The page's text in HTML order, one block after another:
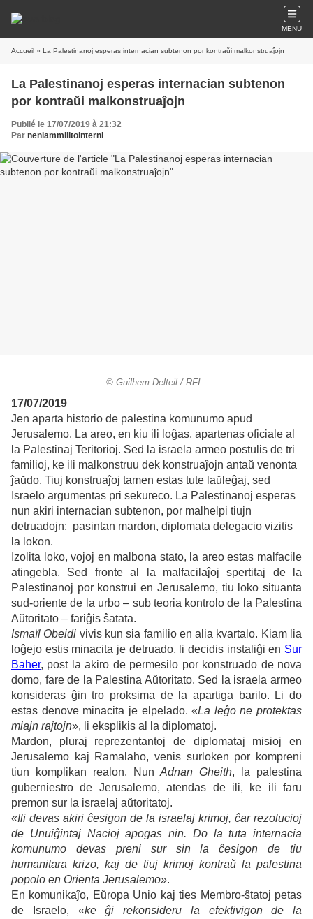
MENU
Accueil » La Palestinanoj esperas internacian subtenon por kontraŭi malkonstruaĵojn
La Palestinanoj esperas internacian subtenon
por kontraŭi malkonstruaĵojn
Publié le 17/07/2019 à 21:32
Par neniammilitointerni
© Guilhem Delteil / RFI
17/07/2019
Jen aparta historio de palestina komunumo apud
Jerusalemo. La areo, en kiu ili loĝas, apartenas oficiale al
la Palestinaj Teritorioj. Sed la israela armeo postulis de tri
familioj, ke ili malkonstruu dek konstruaĵojn antaŭ venonta
ĵaŭdo. Tiuj konstruaĵoj tamen estas tute laŭleĝaj, sed
sraelo argumentas pri sekureco. La Palestinanoj esperas
nun akiri internacian subtenon, por malhelpi tiujn
detruadojn: pasintan mardon, diplomata delegacio vizitis
la lokon.
Izolita loko, vojoj en malbona stato, la areo estas malfacile
atingebla. Sed fronte al la malfacilaĵoj spertitaj de la
Palestinanoj por konstrui en Jerusalemo, tiu loko situanta
sud-oriente de la urbo – sub teoria kontrolo de la Palestina
Aŭtoritato – fariĝis ŝatata.
Ismaïl Obeidi vivis kun sia familio en alia kvartalo. Kiam lia
loĝejo estis minacita je detruado, li decidis instaliĝi en Sur
Baher, post la akiro de permesilo por konstruado de nova
domo, fare de la Palestina Aŭtoritato. Sed la israela armeo
konsideras ĝin tro proksima de la apartiga barilo. Li do
estas denove minacita je elpelado. «La leĝo ne protektas
miajn rajtojn», li eksplikis al la diplomatoj.
Mardon, pluraj reprezentantoj de diplomataj misioj en
Jerusalemo kaj Ramalaho, venis surloken por kompreni
tiun komplikan realon. NunAdnan Gheith, la palestina
guberniestro de Jerusalemo, atendas de ili, ke ili faru
premon sur la israelaj aŭtoritatoj.
«Ili devas akiri ĉesigon de la israelaj krimoj, ĉar rezolucioj
de Unuiĝintaj Nacioj apogas nin. Do la tuta internacia
komunumo devas preni sur sin la ĉesigon de tiu
humanitara krizo, kaj de tiuj krimoj kontraŭ la palestina
popolo en Orienta Jerusalemo».
En komunikaĵo, Eŭropa Unio kaj ties Membro-ŝtatoj petas
de Israelo, «ke ĝi rekonsideru la efektivigon de la